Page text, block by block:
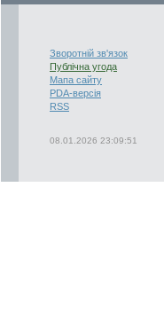
Зворотній зв'язок
Публічна угода
Мапа сайту
PDA-версія
RSS
08.01.2026 23:09:51